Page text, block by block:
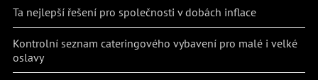
Ta nejlepší řešení pro společnosti v dobách inflace
Kontrolní seznam cateringového vybavení pro malé i velké
oslavy